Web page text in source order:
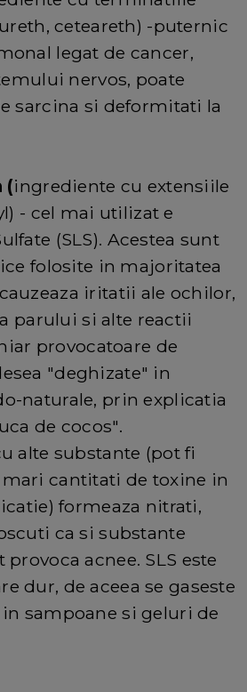
ceteareth) -puternic
legat de cancer,
nervos, poate
sarcina si deformitati la
(ingrediente cu extensiile
- cel mai utilizat e
(SLS). Acestea sunt
folosite in majoritatea
iritatii ale ochilor,
parului si alte reactii
provocatoare de
"deghizate" in
naturale, prin explicatia
de cocos".
alte substante (pot fi
cantitati de toxine in
formeaza nitrati,
ca si substante
acnee. SLS este
dur, de aceea se gaseste
sampoane si geluri de